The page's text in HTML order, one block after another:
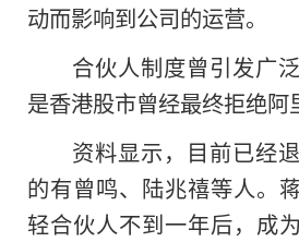
动而影响到公司的运营。
合伙人制度曾引发广
是香港股市曾经最终拒绝阿
资料显示，目前已经
的有曾鸣、陆兆禧等人。
轻合伙人不到一年后，成